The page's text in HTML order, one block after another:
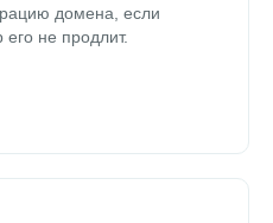
домена, если
не продлит.